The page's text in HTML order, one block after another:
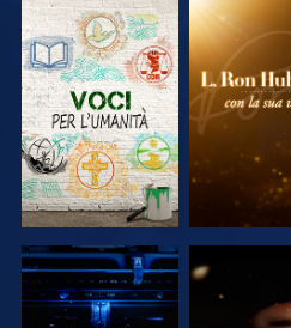
ESPLORA LE
SERIE
ESPLORA LE